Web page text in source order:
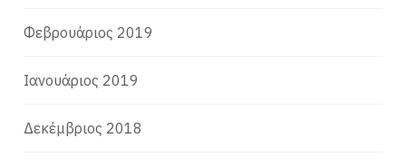
Φεβρουάριος 2019
Ιανουάριος 2019
Δεκέμβριος 2018